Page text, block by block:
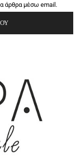
άρθρα μέσω email.